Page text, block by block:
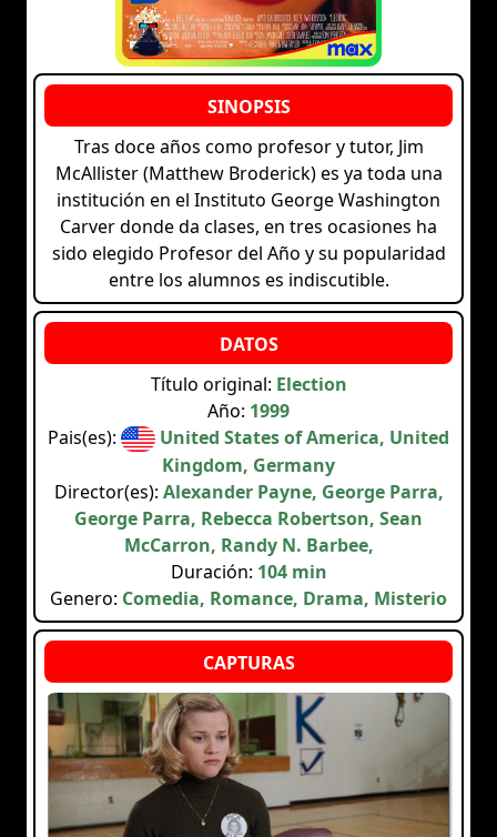
Tras doce años como profesor y tutor, Jim
McAllister (Matthew Broderick) es ya toda una
institución en el Instituto George Washington
Carver donde da clases, en tres ocasiones ha
sido elegido Profesor del Año y su popularidad
entre los alumnos es indiscutible.
Título original: Election
Año: 1999
Pais(es):
United States of America, United
Kingdom, Germany
Director(es): Alexander Payne, George Parra,
George Parra, Rebecca Robertson, Sean
McCarron, Randy N. Barbee,
Duración: 104 min
Genero: Comedia, Romance, Drama, Misterio